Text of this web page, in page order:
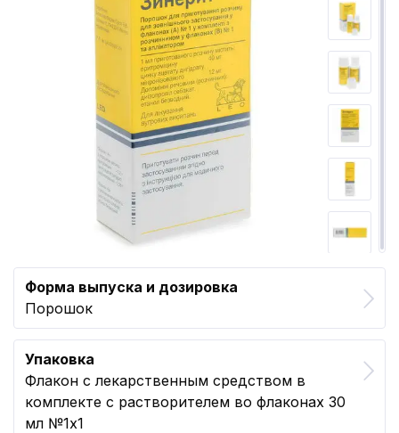
Форма выпуска и дозировка
Порошок
Упаковка
Флакон с лекарственным средством в
комплекте с растворителем во флаконах 30
мл №1x1